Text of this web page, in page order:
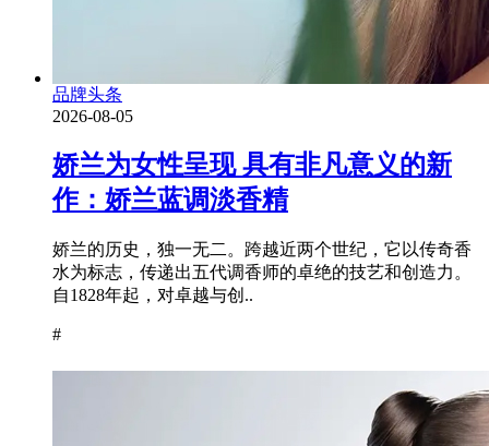
品牌头条
2026-08-05
娇兰为女性呈现 具有非凡意义的新
作：娇兰蓝调淡香精
娇兰的历史，独一无二。跨越近两个世纪，它以传奇香
水为标志，传递出五代调香师的卓绝的技艺和创造力。
自1828年起，对卓越与创..
#